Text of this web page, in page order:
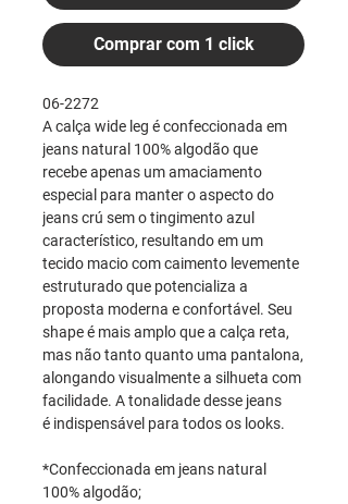
Comprar com 1 click
06-2272
A calça wide leg é confeccionada em
jeans natural 100% algodão que
recebe apenas um amaciamento
especial para manter o aspecto do
jeans crú sem o tingimento azul
característico, resultando em um
tecido macio com caimento levemente
estruturado que potencializa a
proposta moderna e confortável. Seu
shape é mais amplo que a calça reta,
mas não tanto quanto uma pantalona,
alongando visualmente a silhueta com
facilidade. A tonalidade desse jeans
é indispensável para todos os looks.
*Confeccionada em jeans natural
100% algodão;